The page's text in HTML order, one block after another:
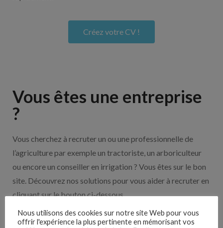
Créez votre CV !
Vous êtes une entreprise
?
Vous cherchez à recruter un ou une professionnelle de
l’agriculture par exemple un tractoriste, un arboriculteur
ou encore un conseiller en irrigation ? Vous êtes sur le bon
site. Découvrez nos solutions pour vous aider à recruter en
cliquant sur le bouton ci-dessous.
Nos solutions entreprises
Nous utilisons des cookies sur notre site Web pour vous
offrir l'expérience la plus pertinente en mémorisant vos